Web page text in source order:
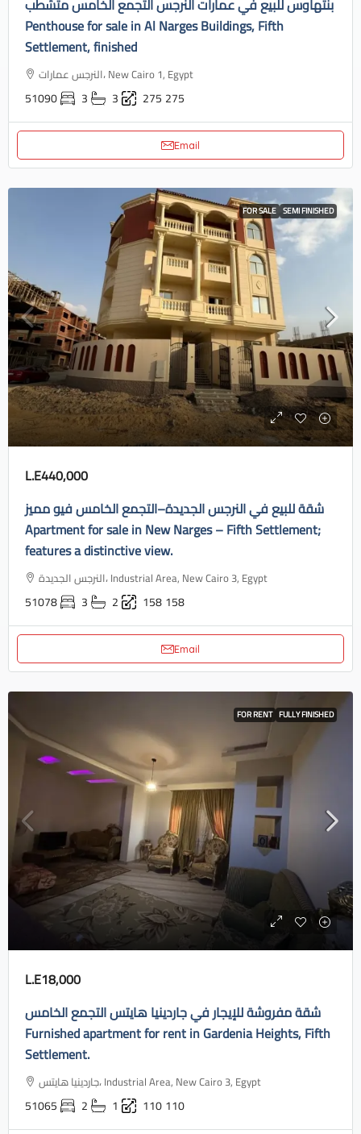
بنتهاوس للبيع في عمارات النرجس التجمع الخامس متشطب
Penthouse for sale in Al Narges Buildings, Fifth
Settlement, finished
النرجس عمارات، New Cairo 1, Egypt
51090 3 3 275 275
Email
FOR SALE SEMI FINISHED
L.E440,000
شقة للبيع في النرجس الجديدة–التجمع الخامس فيو مميز
Apartment for sale in New Narges – Fifth Settlement;
features a distinctive view.
النرجس الجديدة، Industrial Area, New Cairo 3, Egypt
51078 3 2 158158
Email
FOR RENT FULLY FINISHED
L.E18,000
شقة مفروشة للإيجار في جاردينيا هايتس التجمع الخامس
Furnished apartment for rent in Gardenia Heights, Fifth
Settlement.
جاردينيا هايتس، Industrial Area, New Cairo 3, Egypt
51065 2 1 110110